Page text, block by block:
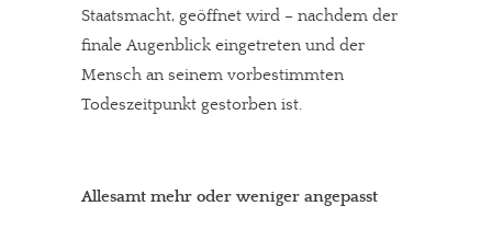
Staatsmacht, geöffnet wird – nachdem der
finale Augenblick eingetreten und der
Mensch an seinem vorbestimmten
Todeszeitpunkt gestorben ist.
Allesamt mehr oder weniger angepasst